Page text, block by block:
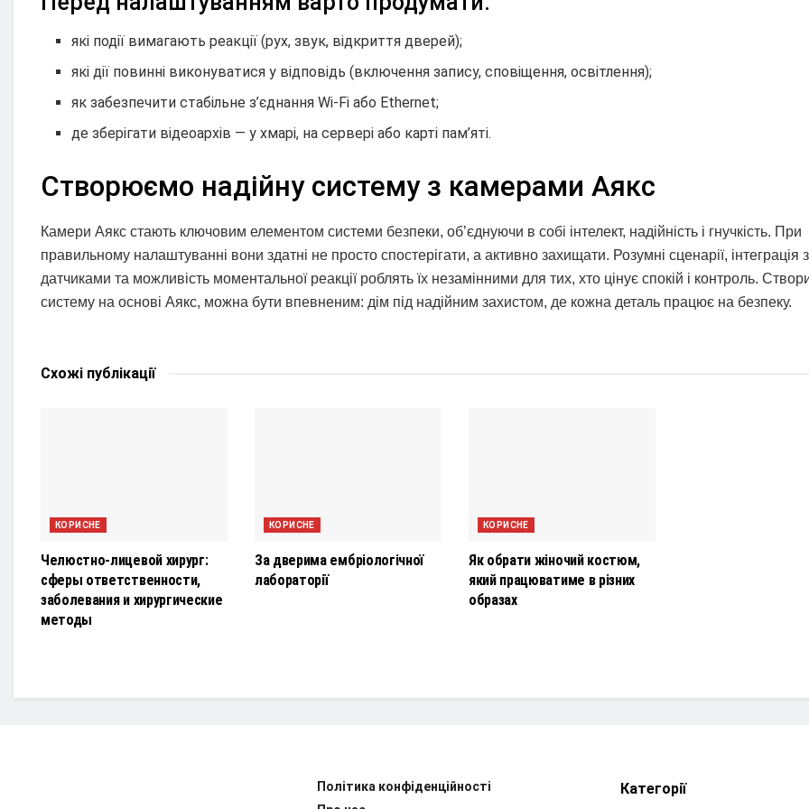
які події вимагають реакції (рух, звук, відкриття дверей);
які дії повинні виконуватися у відповідь (включення запису, сповіщення, освітлення);
як забезпечити стабільне з’єднання Wi-Fi або Ethernet;
де зберігати відеоархів — у хмарі, на сервері або карті пам’яті.
Створюємо надійну систему з камерами Аякс
Камери Аякс стають ключовим елементом системи безпеки, об’єднуючи в собі інтелект, надійність і гнучкість. При
правильному налаштуванні вони здатні не просто спостерігати, а активно захищати. Розумні сценарії, інтеграція з
датчиками та можливість моментальної реакції роблять їх незамінними для тих, хто цінує спокій і контроль.
систему на основі Аякс, можна бути впевненим: дім під надійним захистом, де кожна деталь працює на безпеку.
Схожі публікації
КОРИСНЕ
Челюстно-лицевой хирург:
сферы ответственности,
заболевания и хирургические
методы
КОРИСНЕ
За дверима ембріологічної
лабораторії
КОРИСНЕ
Як обрати жіночий костюм,
який працюватиме в різних
образах
Політика конфіденційності
Категорії